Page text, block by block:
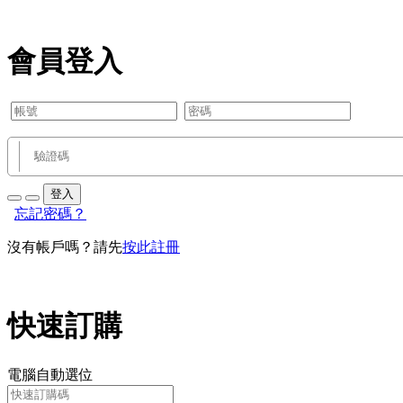
會員登入
登入
忘記密碼？
沒有帳戶嗎？請先按此註冊
快速訂購
電腦自動選位